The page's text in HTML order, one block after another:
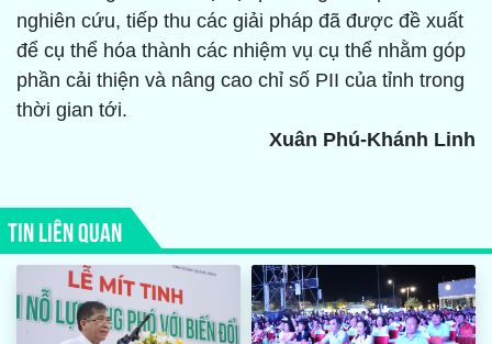
nghiên cứu, tiếp thu các giải pháp đã được đề xuất
để cụ thể hóa thành các nhiệm vụ cụ thể nhằm góp
phần cải thiện và nâng cao chỉ số PII của tỉnh trong
thời gian tới.
Xuân Phú-Khánh Linh
TIN LIÊN QUAN